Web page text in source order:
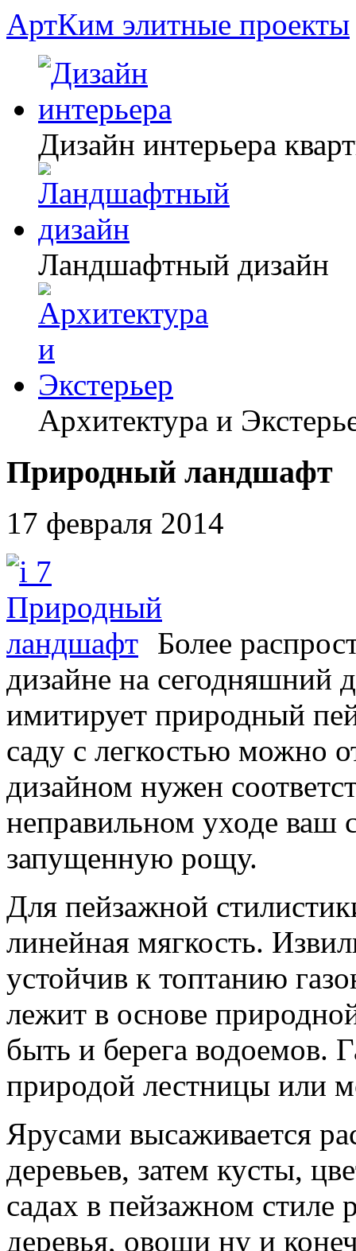
АртКим элитные проекты
Дизайн интерьера
Ландшафтный дизайн
Архитектура и
Природный ландшафт
17 февраля 2014
Более
дизайне на сегодняшний
имитирует природный
саду с легкостью можно
дизайном нужен
неправильном уходе ваш
запущенную рощу.
Для пейзажной
линейная мягкость.
устойчив к топтанию
лежит в основе
быть и берега водоемов.
природой лестницы или
Ярусами высаживается
деревьев, затем кусты,
садах в пейзажном стиле
деревья, овощи ну и